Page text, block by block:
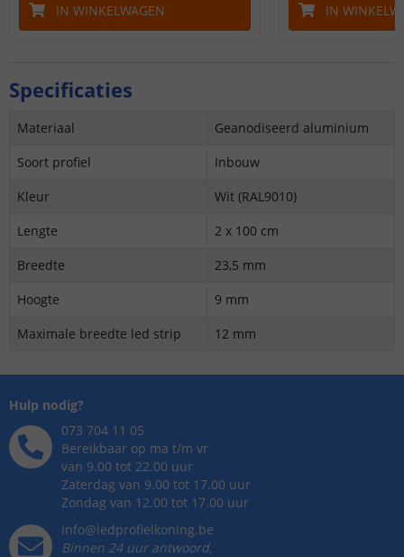
IN WINKELWAGEN IN
Specificaties
Materiaal
Geanodiseerd aluminium
Soort profiel
Inbouw
Kleur
Wit (RAL9010)
Lengte
2 x 100 cm
Breedte
23,5 mm
Hoogte
9 mm
Maximale breedte led strip
12 mm
Hulp nodig?
073 704 11 05
Bereikbaar op ma t/m vr
van 9.00 tot 22.00 uur
Zaterdag van 9.00 tot 17.00 uur
Zondag van 12.00 tot 17.00 uur
info@ledprofielkoning.be
Binnen 24 uur antwoord,